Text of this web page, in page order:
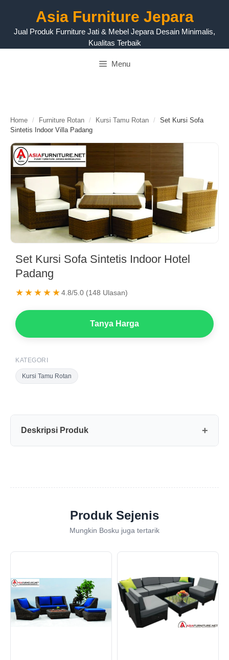
Asia Furniture Jepara
Jual Produk Furniture Jati & Mebel Jepara Desain Minimalis,
Kualitas Terbaik
Menu
Home / Furniture Rotan / Kursi Tamu Rotan / Set Kursi Sofa
Sintetis Indoor Villa Padang
Set Kursi Sofa Sintetis Indoor Hotel
Padang
★★★★★4.8/5.0 (148 Ulasan)
Tanya Harga
KATEGORI
Kursi Tamu Rotan
Deskripsi Produk
Produk Sejenis
Mungkin Bosku juga tertarik